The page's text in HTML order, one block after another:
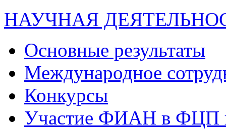
НАУЧНАЯ
Основные результаты
Международное
Конкурсы
Участие ФИАН в ФЦП